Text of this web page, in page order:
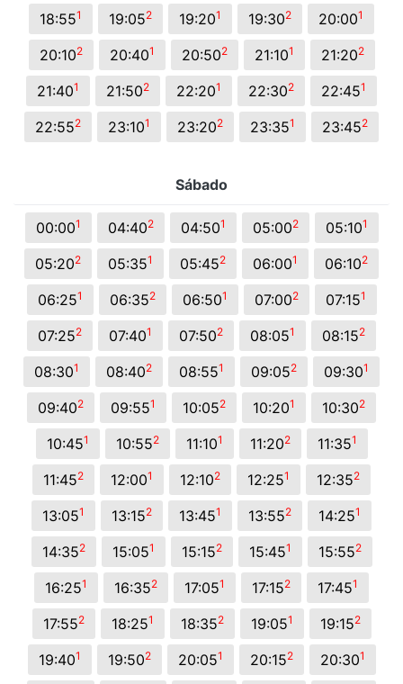
18:551 19:052 19:201 19:302 20:001
20:102 20:401 20:502 21:101 21:202
21:401 21:502 22:201 22:302 22:451
22:552 23:101 23:202 23:351 23:452
Sábado
00:001 04:402 04:501 05:002 05:101
05:202 05:351 05:452 06:001 06:102
06:251 06:352 06:501 07:002 07:151
07:252 07:401 07:502 08:051 08:152
08:301 08:402 08:551 09:052 09:301
09:402 09:551 10:052 10:201 10:302
10:451 10:552 11:101 11:202 11:351
11:452 12:001 12:102 12:251 12:352
13:051 13:152 13:451 13:552 14:251
14:352 15:051 15:152 15:451 15:552
16:251 16:352 17:051 17:152 17:451
17:552 18:251 18:352 19:051 19:152
19:401 19:502 20:051 20:152 20:301